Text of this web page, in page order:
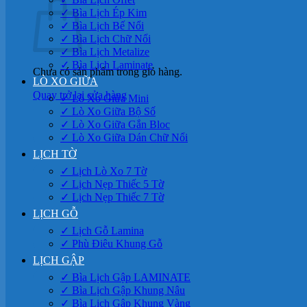
Chưa có sản phẩm trong giỏ hàng.
Quay trở lại cửa hàng
✓ Bìa Lịch Ép Kim
✓ Bìa Lịch Bế Nổi
✓ Bìa Lịch Chữ Nổi
✓ Bìa Lịch Metalize
✓ Bìa Lịch Laminate
LÒ XO GIỮA
✓ Lò Xo Giữa Mini
✓ Lò Xo Giữa Bộ Số
✓ Lò Xo Giữa Gắn Bloc
✓ Lò Xo Giữa Dán Chữ Nổi
LỊCH TỜ
✓ Lịch Lò Xo 7 Tờ
✓ Lịch Nẹp Thiếc 5 Tờ
✓ Lịch Nẹp Thiếc 7 Tờ
LỊCH GỖ
✓ Lịch Gỗ Lamina
✓ Phù Điêu Khung Gỗ
LỊCH GẬP
✓ Bìa Lịch Gập LAMINATE
✓ Bìa Lịch Gập Khung Nâu
✓ Bìa Lịch Gập Khung Vàng